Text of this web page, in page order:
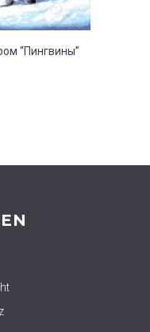
“Пингвины”